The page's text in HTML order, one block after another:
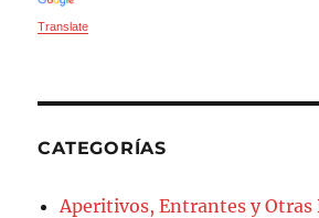
Translate
CATEGORÍAS
Aperitivos, Entrantes y Otras